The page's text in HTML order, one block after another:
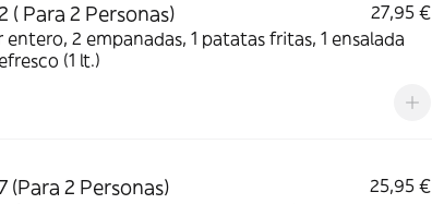
( Para 2 Personas)
27,95 €
entero, 2 empanadas, 1 patatas fritas, 1 ensalada
(1 lt.)
(Para 2 Personas)
25,95 €